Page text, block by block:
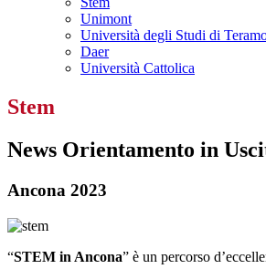
Unimont
Università degli Studi di
Daer
Università Cattolica
Stem
News Orientamento in
Ancona 2023
“STEM in Ancona” è un percorso